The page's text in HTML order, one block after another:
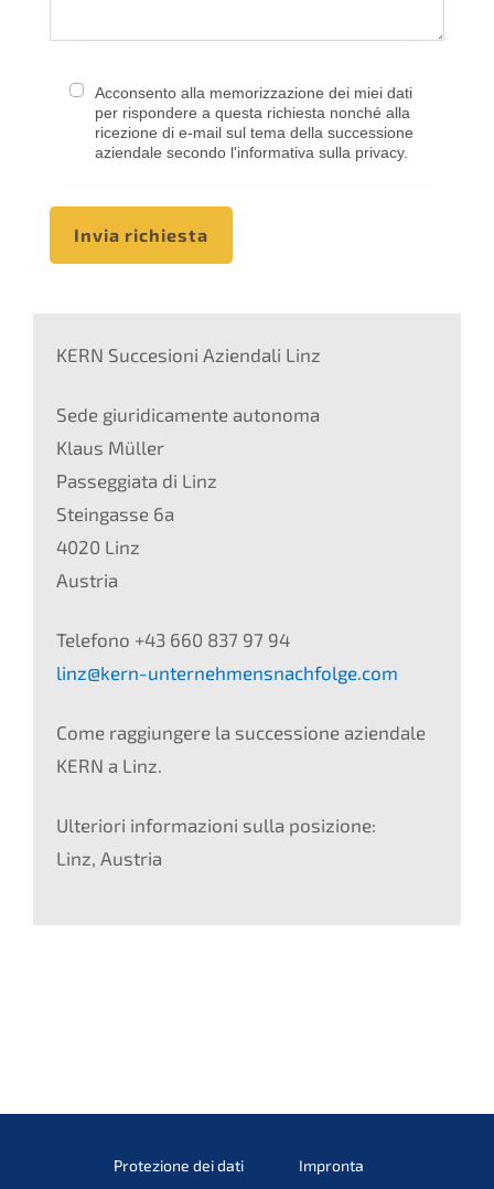
Acconsento alla memorizzazione dei miei dati
per rispondere a questa richiesta nonché alla
ricezione di e-mail sul tema della successione
aziendale secondo l'informativa sulla privacy.
Invia richiesta
KERN Succesioni Aziendali Linz
Sede giuridicamente autonoma
Klaus Müller
Passeggiata di Linz
Steingasse 6a
4020 Linz
Austria
Telefono +43 660 837 97 94
linz@kern-unternehmensnachfolge.com
Come raggiungere la successione aziendale
KERN a Linz.
Ulteriori informazioni sulla posizione:
Linz, Austria
Protezione dei dati Impronta